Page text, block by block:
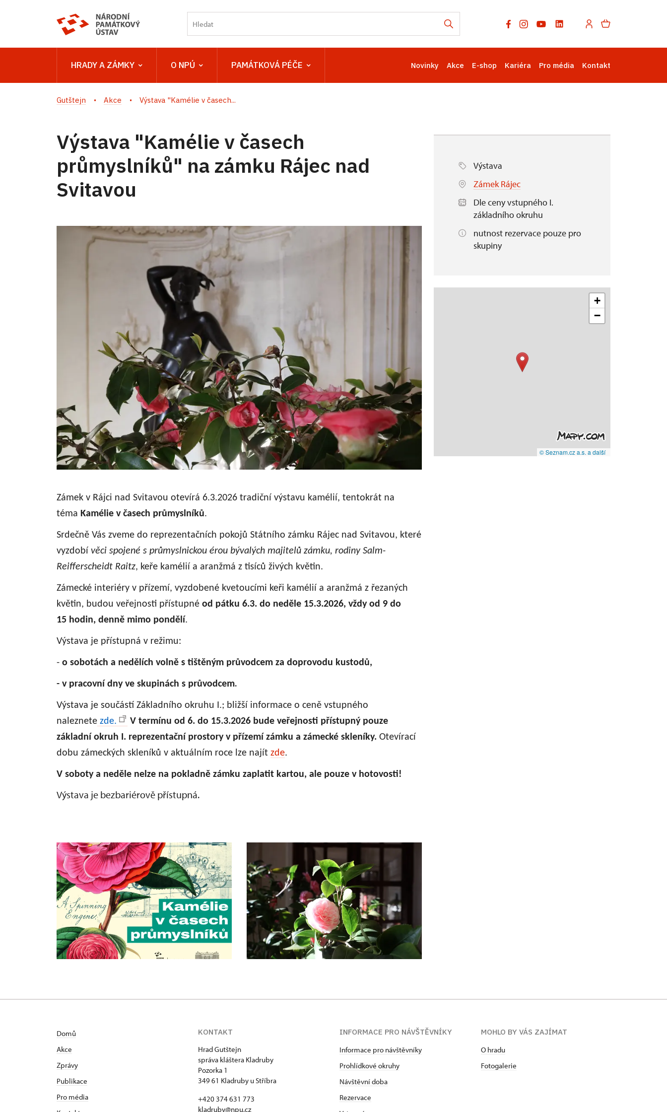
HRADY A ZÁMKY O NPÚ PAMÁTKOVÁ PÉČE Novinky Akce E-shop Kariéra Pro média Kontakt
Gutštejn Akce Výstava "Kamélie v časech...
Výstava "Kamélie v časech
průmyslníků" na zámku Rájec nad
Svitavou
Zámek v Rájci nad Svitavou otevírá 6.3.2026 tradiční výstavu kamélií, tentokrát na
téma Kamélie v časech průmyslníků.
Srdečně Vás zveme do reprezentačních pokojů Státního zámku Rájec nad Svitavou, které
vyzdobí věci spojené s průmyslnickou érou bývalých majitelů zámku, rodiny Salm-
Reifferscheidt Raitz, keře kamélií a aranžmá z tisíců živých květin.
Zámecké interiéry v přízemí, vyzdobené kvetoucími keři kamélií a aranžmá z řezaných
květin, budou veřejnosti přístupné od pátku 6.3. do neděle 15.3.2026, vždy od 9 do
15 hodin, denně mimo pondělí.
Výstava je přístupná v režimu:
- o sobotách a nedělích volně s tištěným průvodcem za doprovodu kustodů,
- v pracovní dny ve skupinách s průvodcem.
Výstava je součástí Základního okruhu I.; bližší informace o ceně vstupného
naleznete zde.
V termínu od 6. do 15.3.2026 bude veřejnosti přístupný pouze
základní okruh I. reprezentační prostory v přízemí zámku a zámecké skleníky. Otevírací
dobu zámeckých skleníků v aktuálním roce lze najít zde.
V soboty a neděle nelze na pokladně zámku zaplatit kartou, ale pouze v hotovosti!
Výstava je bezbariérově přístupná.
Výstava
Zámek Rájec
Dle ceny vstupného I.
základního okruhu
nutnost rezervace pouze pro
skupiny
+
−
© Seznam.cz a.s. a další
Domů
Akce
Zprávy
Publikace
Pro média
KONTAKT
Hrad Gutštejn
správa kláštera Kladruby
Pozorka 1
349 61 Kladruby u Stříbra
+420 374 631 773
kladruby@npu.cz
INFORMACE PRO NÁVŠTĚVNÍKY
Informace pro návštěvníky
Prohlídkové okruhy
Návštěvní doba
Rezervace
MOHLO BY VÁS ZAJÍMAT
O hradu
Fotogalerie